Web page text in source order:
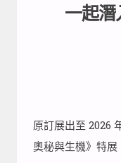
一起
原訂展出至 2026
奧秘與生機》特